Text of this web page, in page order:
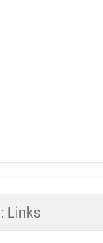
Links